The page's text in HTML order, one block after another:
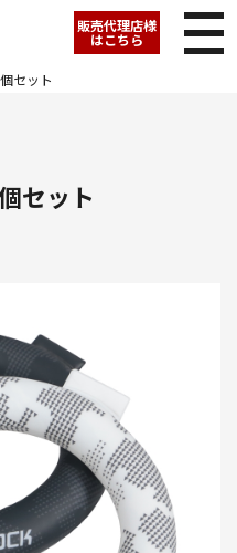
販売代理店様
はこちら
セット
セット